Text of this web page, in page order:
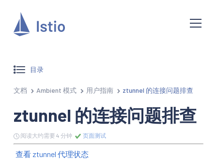
目录
文档 Ambient 模式 用户指南 ztunnel 的连接问题排查
ztunnel 的连接问题排查
阅读大约需要 4 分钟 页面测试
查看 ztunnel 代理状态